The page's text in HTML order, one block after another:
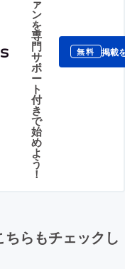
ァ
ン
を
専
門
サ
ポ
ー
ト
付
き
で
始
め
よ
う
！
無料 掲載
らもチェックし